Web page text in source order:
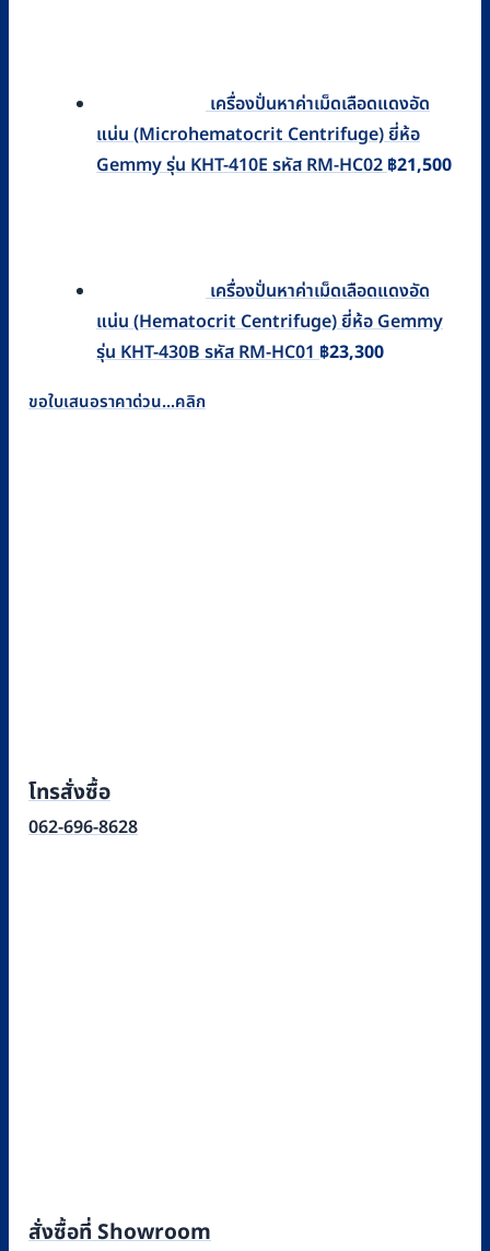
เครื่องปั่นหาค่าเม็ดเลือดแดงอัด
แน่น (Microhematocrit Centrifuge) ยี่ห้อ
Gemmy รุ่น KHT-410E รหัส RM-HC02 ฿21,500
เครื่องปั่นหาค่าเม็ดเลือดแดงอัด
แน่น (Hematocrit Centrifuge) ยี่ห้อ Gemmy
รุ่น KHT-430B รหัส RM-HC01 ฿23,300
ขอใบเสนอราคาด่วน...คลิก
โทรสั่งซื้อ
062-696-8628
สั่งซื้อที่ Showroom